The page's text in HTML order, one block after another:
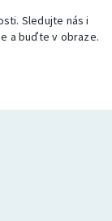
Sledujte nás i
a buďte v obraze.